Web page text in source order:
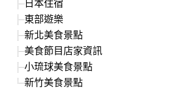
日本住宿
東部遊樂
新北美食景點
美食節目店家資訊
小琉球美食景點
新竹美食景點